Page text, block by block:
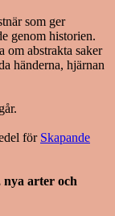
som ger
genom historien.
om abstrakta saker
händerna, hjärnan
för Skapande
arter och